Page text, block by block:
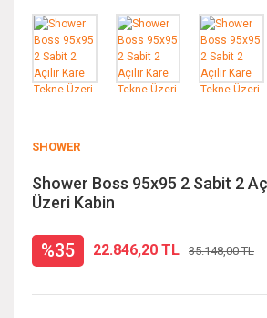
SHOWER
Shower Boss 95x95 2 Sabit 2
Üzeri Kabin
%35 22.846,20 TL 35.148,00 TL